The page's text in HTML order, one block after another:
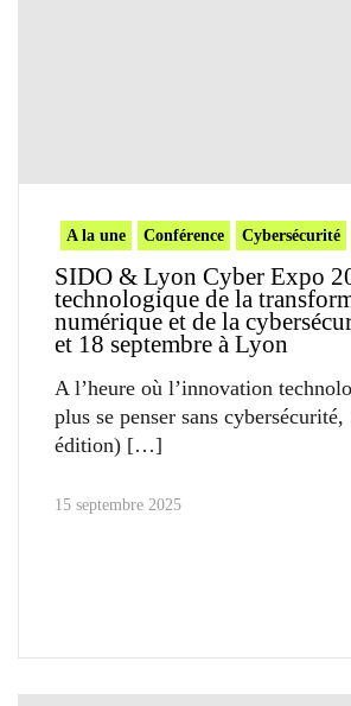
A la une Conférence Cybersécurité
SIDO & Lyon Cyber Expo
technologique de la
numérique et de la
et 18 septembre à Lyon
A l’heure où l’innovation
plus se penser sans
édition)
15 septembre 2025